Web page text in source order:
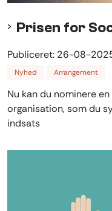
Prisen for
Publiceret: 26-08-
Nyhed Arrangement
Nu kan du nominere
organisation, som du
indsats